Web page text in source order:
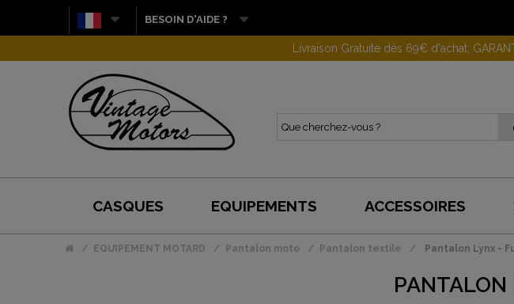
BESOIN D'AIDE ?
Gagnez 10 euros en
CASQUES EQUIPEMENTS ACCESSOIRES
EQUIPEMENT MOTARD Pantalon moto Pantalon textile Pantalon Lynx -
PANTALON